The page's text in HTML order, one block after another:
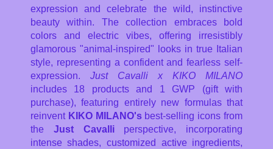
expression and celebrate the wild, instinctive
beauty within. The collection embraces bold
colors and electric vibes, offering irresistibly
glamorous "animal-inspired" looks in true Italian
style, representing a confident and fearless self-
expression. Just Cavalli x KIKO MILANO
includes 18 products and 1 GWP (gift with
purchase), featuring entirely new formulas that
reinvent KIKO MILANO'sbest-selling icons from
the Just Cavalli perspective, incorporating
intense shades, customized active ingredients,